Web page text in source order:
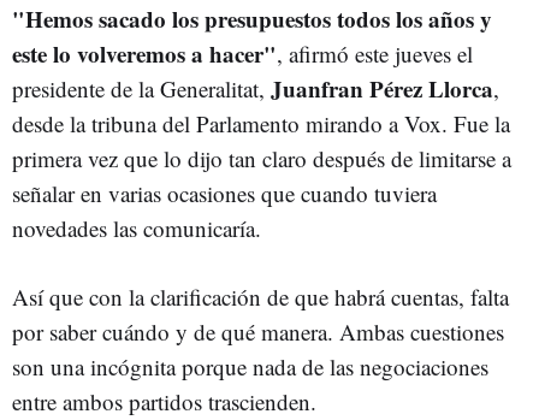
"Hemos sacado los presupuestos todos los años y
este lo volveremos a hacer", afirmó este jueves el
presidente de la Generalitat, Juanfran Pérez Llorca,
desde la tribuna del Parlamento mirando a Vox. Fue la
primera vez que lo dijo tan claro después de limitarse a
señalar en varias ocasiones que cuando tuviera
novedades las comunicaría.
Así que con la clarificación de que habrá cuentas, falta
por saber cuándo y de qué manera. Ambas cuestiones
son una incógnita porque nada de las negociaciones
entre ambos partidos trascienden.